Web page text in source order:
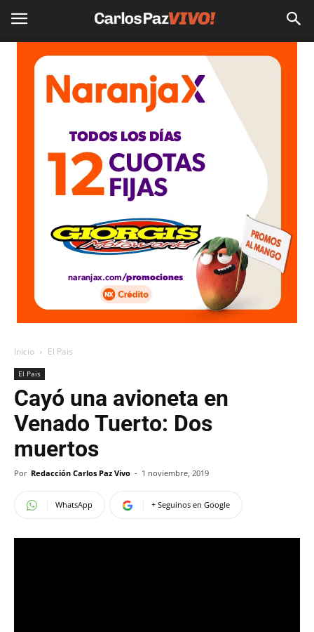
Inicio El Pais
El Pais
Cayó una avioneta en
Venado Tuerto: Dos
muertos
Por Redacción Carlos Paz Vivo - 1 noviembre, 2019
WhatsApp + Seguinos en Google